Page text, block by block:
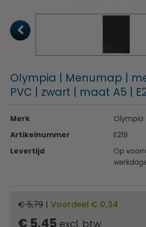
Olympia | Menumap |
PVC | zwart | maat A5 |
Merk
Olympia
Artikelnummer
E219
Levertijd
Op
€ 5,79 | Voordeel € 0,34
€ 5,45